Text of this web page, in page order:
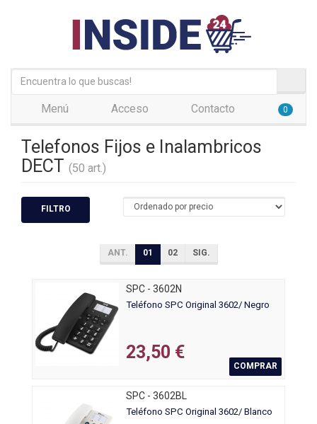
Menú Acceso Contacto 0
Telefonos Fijos e Inalambricos
DECT (50 art.)
FILTRO
ANT. 01 02 SIG.
SPC - 3602N
Teléfono SPC Original 3602/ Negro
23,50 €
COMPRAR
SPC - 3602BL
Teléfono SPC Original 3602/ Blanco